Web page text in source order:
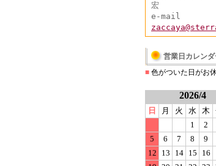
宏
e-mail
営業日カレン
■ 色がついた日がお
2026/4
日 月 火 水 木
1
2
5
6 7 8 9
12
13 14 15 16